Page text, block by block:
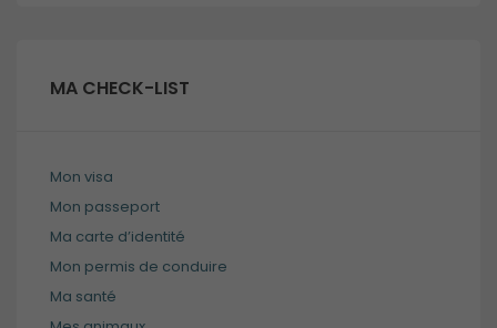
MA CHECK-LIST
Mon visa
Mon passeport
Ma carte d’identité
Mon permis de conduire
Ma santé